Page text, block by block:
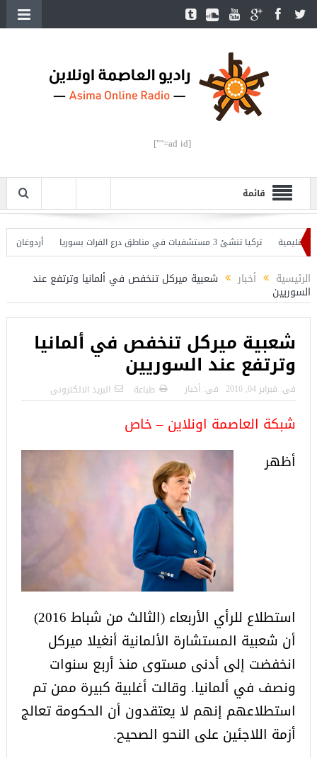
[ad id=""]
قائمة
تركيا تنشئ 3 مستشفيات في مناطق درع الفرات بسوريا
أردوغان يفتتح
الرئيسية أخبار شعبية ميركل تنخفص في ألمانيا وترتفع عند
السوريين
شعبية ميركل تنخفص في ألمانيا
وترتفع عند السوريين
فى: فبراير 04, 2016 فى: أخبار طباعة البريد الالكترونى
شبكة العاصمة اونلاين – خاص
أظهر
استطلاع للرأي الأربعاء (الثالث من شباط 2016)
أن شعبية المستشارة الألمانية أنغيلا ميركل
انخفضت إلى أدنى مستوى منذ أربع سنوات
ونصف في ألمانيا. وقالت أغلبية كبيرة ممن تم
استطلاعهم إنهم لا يعتقدون أن الحكومة تعالج
أزمة اللاجئين على النحو الصحيح.